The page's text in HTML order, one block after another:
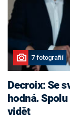
7 fotografií
Decroix: Se
hodná.
vidět